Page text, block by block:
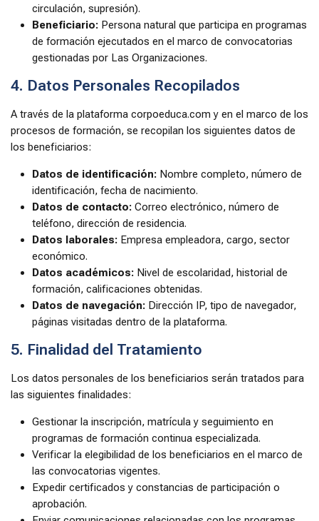
circulación, supresión).
Beneficiario: Persona natural que participa en programas
de formación ejecutados en el marco de convocatorias
gestionadas por Las Organizaciones.
4. Datos Personales Recopilados
A través de la plataforma corpoeduca.com y en el marco de los
procesos de formación, se recopilan los siguientes datos de
los beneficiarios:
Datos de identificación: Nombre completo, número de
identificación, fecha de nacimiento.
Datos de contacto: Correo electrónico, número de
teléfono, dirección de residencia.
Datos laborales: Empresa empleadora, cargo, sector
económico.
Datos académicos: Nivel de escolaridad, historial de
formación, calificaciones obtenidas.
Datos de navegación: Dirección IP, tipo de navegador,
páginas visitadas dentro de la plataforma.
5. Finalidad del Tratamiento
Los datos personales de los beneficiarios serán tratados para
las siguientes finalidades:
Gestionar la inscripción, matrícula y seguimiento en
programas de formación continua especializada.
Verificar la elegibilidad de los beneficiarios en el marco de
las convocatorias vigentes.
Expedir certificados y constancias de participación o
aprobación.